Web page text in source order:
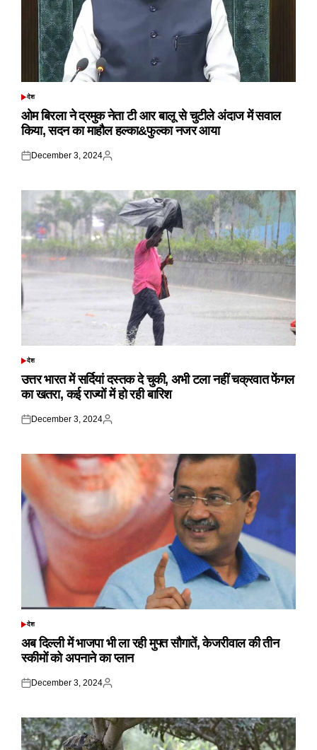
POSTED
देश
ओम बिरला ने द्रमुक नेता टी आर बालू से चुटीले अंदाज में सवाल
किया, सदन का माहौल हल्का&फुल्का नजर आया
Posted
December 3, 2024
Posted
POSTED
देश
उत्तर भारत में सर्दियां दस्तक दे चुकी, अभी टला नहीं चक्रवात फेंगल
का खतरा, कई राज्यों में हो रही बारिश
Posted
December 3, 2024
Posted
POSTED
देश
अब दिल्ली में भाजपा भी ला रही मुफ्त सौगातें, केजरीवाल की तीन
स्कीमों को अपनाने का प्लान
Posted
December 3, 2024
Posted